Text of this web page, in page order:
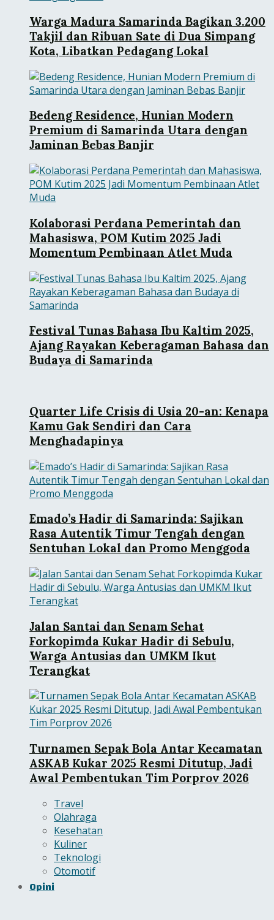
Warga Madura Samarinda Bagikan 3.200
Takjil dan Ribuan Sate di Dua Simpang
Kota, Libatkan Pedagang Lokal
Bedeng Residence, Hunian Modern
Premium di Samarinda Utara dengan
Jaminan Bebas Banjir
Kolaborasi Perdana Pemerintah dan
Mahasiswa, POM Kutim 2025 Jadi
Momentum Pembinaan Atlet Muda
Festival Tunas Bahasa Ibu Kaltim 2025,
Ajang Rayakan Keberagaman Bahasa dan
Budaya di Samarinda
Quarter Life Crisis di Usia 20-an: Kenapa
Kamu Gak Sendiri dan Cara
Menghadapinya
Emado’s Hadir di Samarinda: Sajikan
Rasa Autentik Timur Tengah dengan
Sentuhan Lokal dan Promo Menggoda
Jalan Santai dan Senam Sehat
Forkopimda Kukar Hadir di Sebulu,
Warga Antusias dan UMKM Ikut
Terangkat
Turnamen Sepak Bola Antar Kecamatan
ASKAB Kukar 2025 Resmi Ditutup, Jadi
Awal Pembentukan Tim Porprov 2026
Travel
Olahraga
Kesehatan
Kuliner
Teknologi
Otomotif
Opini